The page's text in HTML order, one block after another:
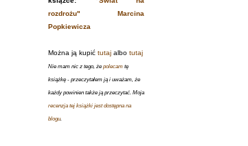
rozdrożu" Marcina
Popkiewicza
Można ją kupić tutaj albo tutaj
Nie mam nic z tego, żepolecam tę
książkę - przeczytałem ją i uważam, że
każdy powinien także ją przeczytać. Moja
recenzja tej książki jest dostępna na
blogu.